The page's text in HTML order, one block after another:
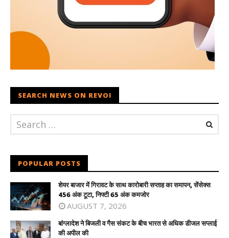
SEARCH NEWS ON REVOI
POPULAR POSTS
शेयर बाजार में गिरावट के साथ कारोबारी सप्ताह का समापन, सेंसेक्स
456 अंक टूटा, निफ्टी 65 अंक कमजोर
AUGUST 7, 2026
बांग्लादेश ने बिजली व गैस संकट के बीच भारत से अधिक डीजल सप्लाई
की अपील की